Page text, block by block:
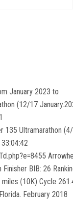
January 2023 to
(12/17
135 Ultramarathon
BIB: 26
(10K) Cycle
February 2018